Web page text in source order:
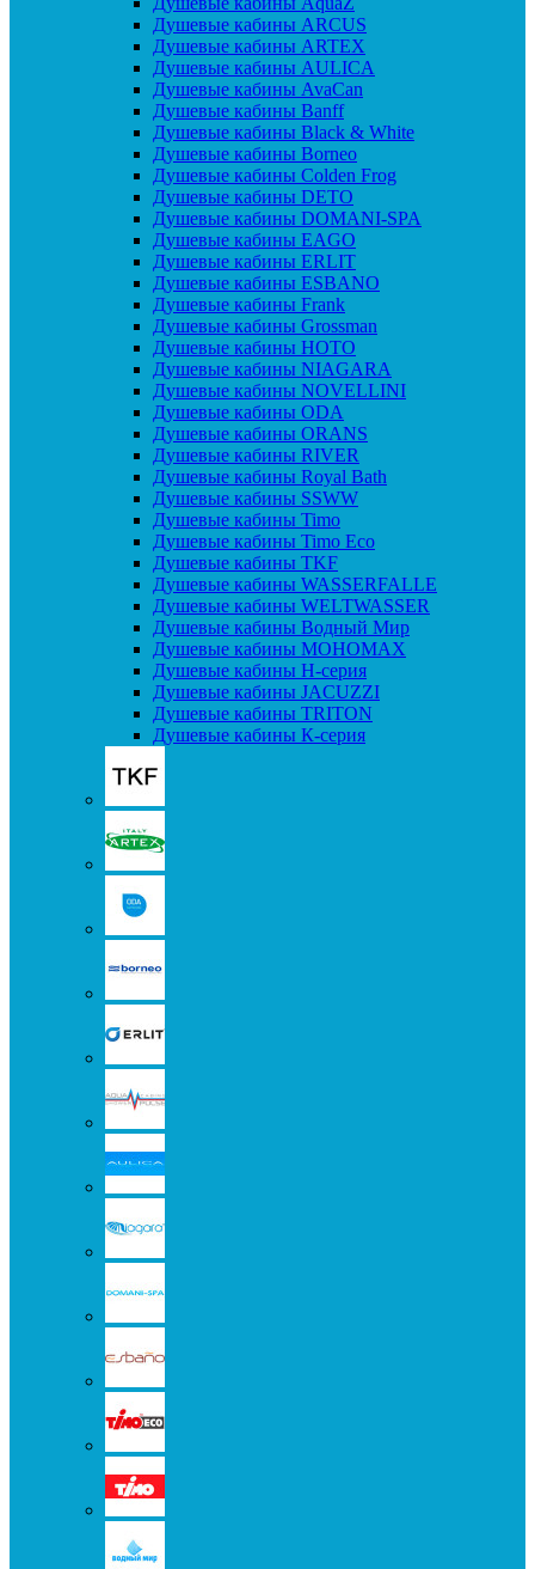
Душевые кабины ARCUS
Душевые кабины ARTEX
Душевые кабины AULICA
Душевые кабины AvaCan
Душевые кабины Banff
Душевые кабины Black & White
Душевые кабины Borneo
Душевые кабины Colden Frog
Душевые кабины DETO
Душевые кабины DOMANI-SPA
Душевые кабины EAGO
Душевые кабины ERLIT
Душевые кабины ESBANO
Душевые кабины Frank
Душевые кабины Grossman
Душевые кабины HOTO
Душевые кабины NIAGARA
Душевые кабины NOVELLINI
Душевые кабины ODA
Душевые кабины ORANS
Душевые кабины RIVER
Душевые кабины Royal Bath
Душевые кабины SSWW
Душевые кабины Timo
Душевые кабины Timo Eco
Душевые кабины TKF
Душевые кабины WASSERFALLE
Душевые кабины WELTWASSER
Душевые кабины Водный Мир
Душевые кабины МОНОМАХ
Душевые кабины H-серия
Душевые кабины JACUZZI
Душевые кабины TRITON
Душевые кабины К-серия